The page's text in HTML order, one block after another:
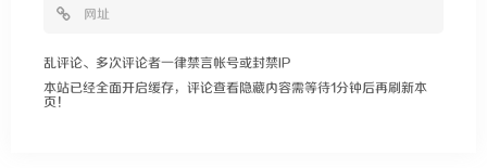
乱评论、多次评论者一律禁言帐号或封禁IP
本站已经全面开启缓存，评论查看隐藏内容需等待1分钟后再刷新本
页！